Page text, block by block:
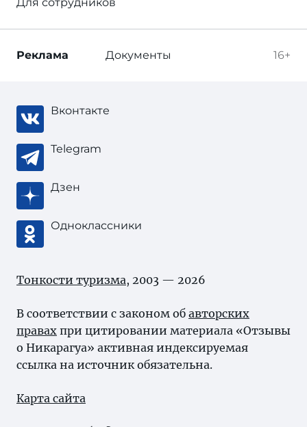
16+
Реклама Документы
Вконтакте
Telegram
Дзен
Одноклассники
Тонкости туризма, 2003 — 2026
В соответствии с законом об авторских
правах при цитировании материала «Отзывы
о Никарагуа» активная индексируемая
ссылка на источник обязательна.
Карта сайта